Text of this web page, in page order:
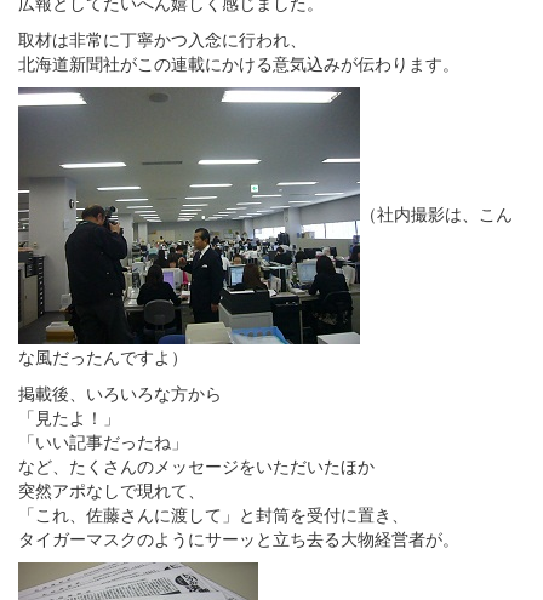
取材は非常に丁寧かつ入念に行われ、
北海道新聞社がこの連載にかける意気込みが伝わります。
（社内撮影は、こん
な風だったんですよ）
掲載後、いろいろな方から
「見たよ！」
「いい記事だったね」
など、たくさんのメッセージをいただいたほか
突然アポなしで現れて、
「これ、佐藤さんに渡して」と封筒を受付に置き、
タイガーマスクのようにサーッと立ち去る大物経営者が。